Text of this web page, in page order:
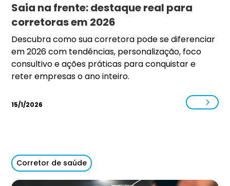
Saia na frente: destaque real para
corretoras em 2026
Descubra como sua corretora pode se diferenciar
em 2026 com tendências, personalização, foco
consultivo e ações práticas para conquistar e
reter empresas o ano inteiro.
15/1/2026
Corretor de saúde